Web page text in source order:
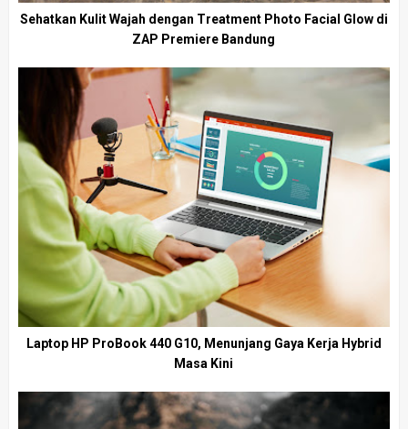
Sehatkan Kulit Wajah dengan Treatment Photo Facial Glow di
ZAP Premiere Bandung
Laptop HP ProBook 440 G10, Menunjang Gaya Kerja Hybrid
Masa Kini